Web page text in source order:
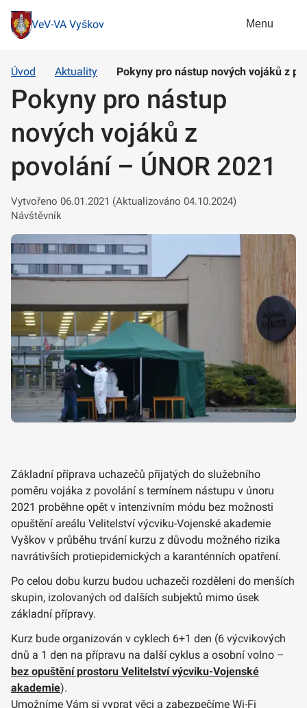
VeV-VA Vyškov Menu
Úvod Aktuality Pokyny pro nástup nových vojáků z
Pokyny pro nástup
nových vojáků z
povolání – ÚNOR 2021
Vytvořeno 06.01.2021 (Aktualizováno 04.10.2024)
Návštěvník
Základní příprava uchazečů přijatých do služebního
poměru vojáka z povolání s termínem nástupu v únoru
2021 proběhne opět v intenzivním módu bez možnosti
opuštění areálu Velitelství výcviku-Vojenské akademie
Vyškov v průběhu trvání kurzu z důvodu možného rizika
navrátivších protiepidemických a karanténních opatření.
Po celou dobu kurzu budou uchazeči rozděleni do menších
skupin, izolovaných od dalších subjektů mimo úsek
základní přípravy.
Kurz bude organizován v cyklech 6+1 den (6 výcvikových
dnů a 1 den na přípravu na další cyklus a osobní volno –
bez opuštění prostoru Velitelství výcviku-Vojenské
akademie).
Umožníme Vám si vyprat věci a zabezpečíme Wi-Fi